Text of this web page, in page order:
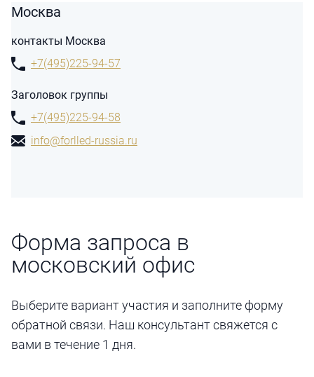
Москва
контакты Москва
+7(495)225-94-57
Заголовок группы
+7(495)225-94-58
info@forlled-russia.ru
Форма запроса в
московский офис
Выберите вариант участия и заполните форму
обратной связи. Наш консультант свяжется с
вами в течение 1 дня.